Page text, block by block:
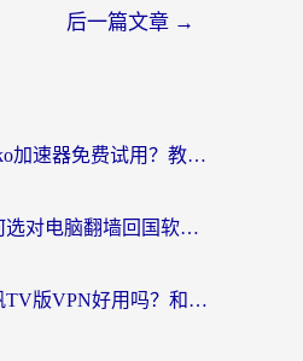
后一篇文章 →
海外党必看：gecko加速器免费试用？教你选对回国加速器，无缝刷国内剧玩游戏
海外党必看：如何选对电脑翻墙回国软件，轻松解锁国内资源？
海外党纠结？快帆TV版VPN好用吗？和扇贝手游VPN对比哪个回国效果更好？